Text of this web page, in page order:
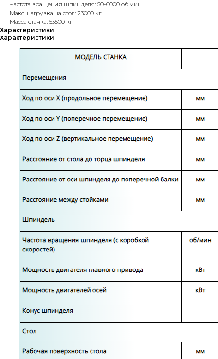
Частота вращения шпинделя: 50-6000 об.мин
Макс. нагрузка на стол: 23000 кг
Масса станка: 53500 кг
Характеристики
Характеристики